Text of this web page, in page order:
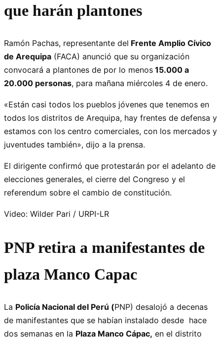
que harán plantones
Ramón Pachas, representante del Frente Amplio Cívico
de Arequipa (FACA) anunció que su organización
convocará a plantones de por lo menos 15.000 a
20.000 personas, para mañana miércoles 4 de enero.
«Están casi todos los pueblos jóvenes que tenemos en
todos los distritos de Arequipa, hay frentes de defensa y
estamos con los centro comerciales, con los mercados y
juventudes también», dijo a la prensa.
El dirigente confirmó que protestarán por el adelanto de
elecciones generales, el cierre del Congreso y el
referendum sobre el cambio de constitución.
Video: Wilder Pari / URPI-LR
PNP retira a manifestantes de
plaza Manco Capac
La Policía Nacional del Perú (PNP) desalojó a decenas
de manifestantes que se habían instalado desde hace
dos semanas en la Plaza Manco Cápac, en el distrito